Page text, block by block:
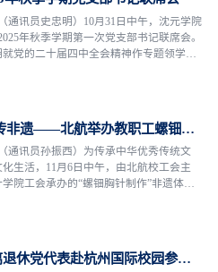
通讯员史忠明）10月31日中午，沈元学院
年秋季学期第一次党支部书记联席会。
党的二十届四中全会精神作专题领学，
”，把学习宣传贯彻党的二十届四中全会
时期的重大政治任务；同时，全体...
指尖嵌贝韵 匠心传非遗——北航举办教职工螺钿胸针制作活动
通讯员孙振西）为传承中华优秀传统文
生活，11月6日中午，由北航校工会主
院工会承办的“螺钿胸针制作”非遗体验
锁千年工艺活动伊始，新媒体艺术与设
场的老师们简要介绍了螺钿非遗的历史渊
离退休党委组织离退休党代表赴杭州国际校园参观调研